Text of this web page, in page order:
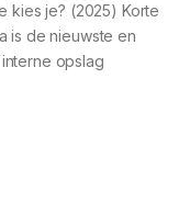
kies je? (2025) Korte
is de nieuwste en
opslag